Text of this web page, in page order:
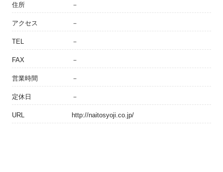
住所 －
アクセス －
TEL －
FAX －
営業時間 －
定休日 －
URL http://naitosyoji.co.jp/